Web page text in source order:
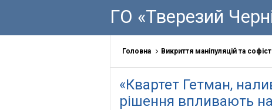
ГО «Тверезий
Головна Викриття маніпуляцій та
«Квартет Гетман,
рішення впливають